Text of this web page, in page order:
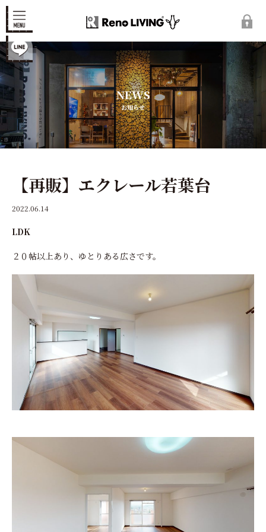
NEWS
お知らせ
【再販】エクレール若葉台
2022.06.14
LDK
２０帖以上あり、ゆとりある広さです。